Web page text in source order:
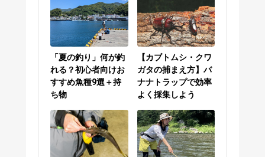
「夏の釣り」何が釣
れる？初心者向けお
すすめ魚種9選＋持
ち物
【カブトムシ・クワ
ガタの捕まえ方】バ
ナナトラップで効率
よく採集しよう